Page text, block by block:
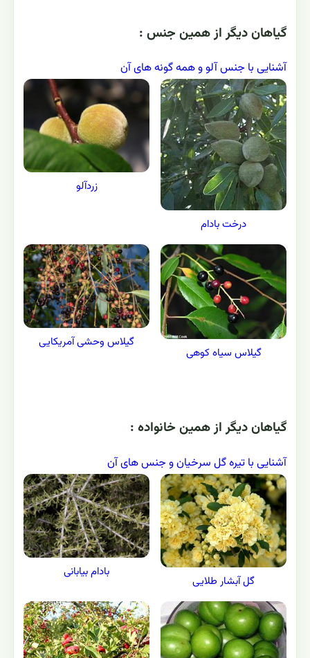
گياهان ديگر از همين جنس :
آشنایی با جنس آلو و همه گونه های آن
درخت بادام
زردآلو
گیلاس سیاه کوهی
گیلاس وحشی آمریکایی
گياهان ديگر از همين خانواده :
آشنایی با تیره گل سرخیان و جنس های آن
گل آبشار طلایی
بادام بیابانی